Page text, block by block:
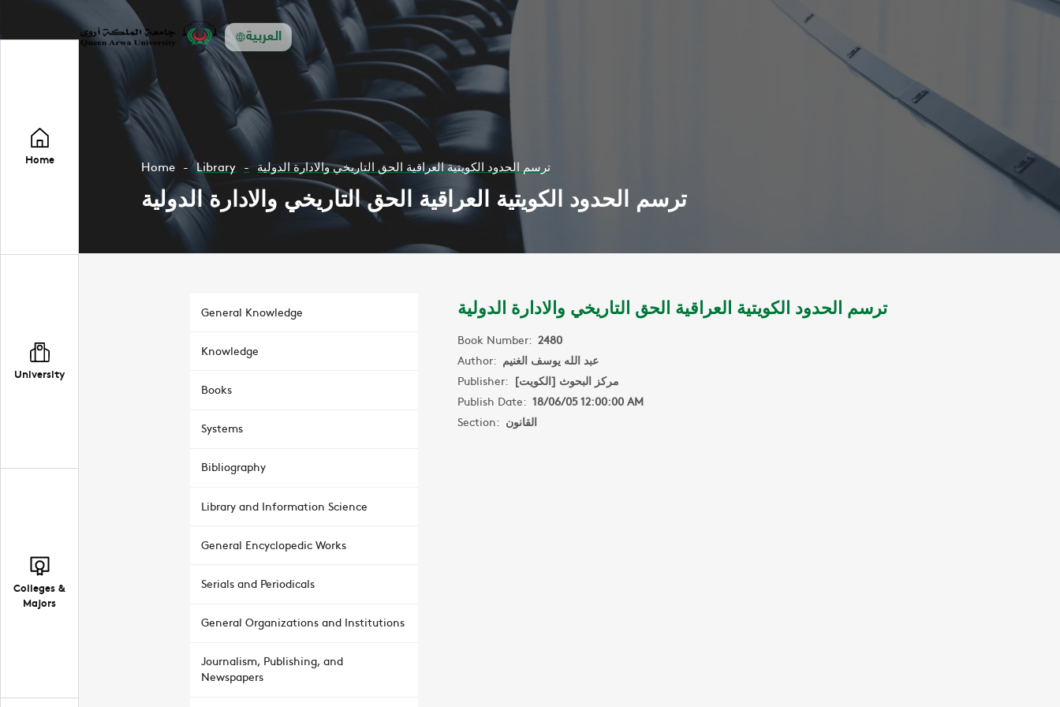
العربية
Home
University
Colleges &
Majors
Home Library ترسم الحدود الكويتية العراقية الحق التاريخي والادارة الدولية
ترسم الحدود الكويتية العراقية الحق التاريخي والادارة الدولية
General Knowledge
Knowledge
Books
Systems
Bibliography
Library and Information Science
General Encyclopedic Works
Serials and Periodicals
General Organizations and Institutions
Journalism, Publishing, and
Newspapers
ترسم الحدود الكويتية العراقية الحق التاريخي والادارة الدولية
Book Number: 2480
Author: عبد الله يوسف الغنيم
Publisher: مركز البحوث [الكويت]
Publish Date: 18/06/05 12:00:00 AM
Section: القانون